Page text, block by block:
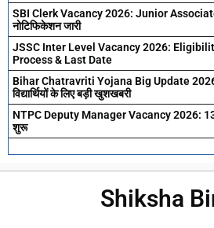
SBI Clerk Vacancy 2026: Junior Associate
नोटिफिकेशन जारी
JSSC Inter Level Vacancy 2026:
Process & Last Date
Bihar Chatravriti Yojana Big Update 2026:
विद्यार्थियों के लिए बड़ी खुशखबरी
NTPC Deputy Manager Vacancy 2026:
शुरू
Shiksha